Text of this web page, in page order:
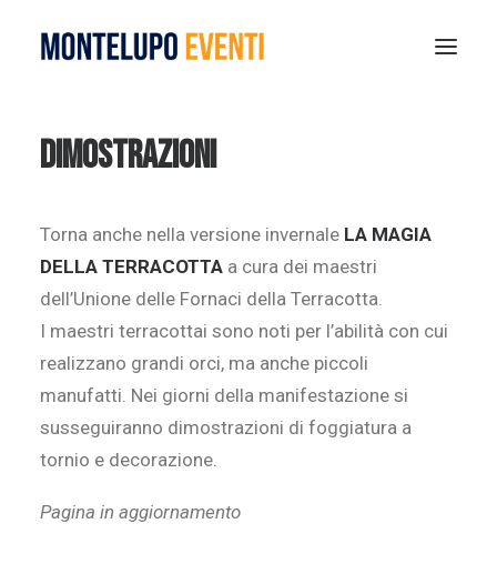
MONTELUPO SPORT DAYS 2026
MUSEO DELLA CERAMICA
NOTIZIE
RICERCA
DIMOSTRAZIONI
Torna anche nella versione invernale LA MAGIA
DELLA TERRACOTTA a cura dei maestri
dell’Unione delle Fornaci della Terracotta.
I maestri terracottai sono noti per l’abilità con cui
realizzano grandi orci, ma anche piccoli
manufatti. Nei giorni della manifestazione si
susseguiranno dimostrazioni di foggiatura a
tornio e decorazione.
Pagina in aggiornamento